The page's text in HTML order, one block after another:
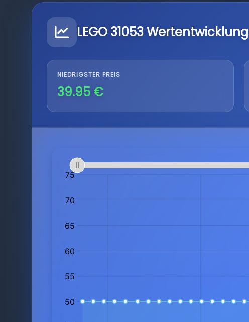
LEGO 31053 Wertentwicklung
NIEDRIGSTER PREIS
39.95 €